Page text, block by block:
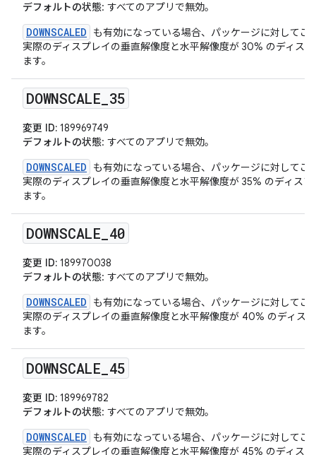
デフォルトの状態: すべてのアプリで無効。
DOWNSCALED
も有効になっている場合、パッケージに対してこ
実際のディスプレイの垂直解像度と水平解像度が 30% のディス
ます。
DOWNSCALE 35
変更 ID: 189969749
デフォルトの状態: すべてのアプリで無効。
DOWNSCALED
も有効になっている場合、パッケージに対してこ
実際のディスプレイの垂直解像度と水平解像度が 35% のディス
ます。
DOWNSCALE 40
変更 ID: 189970038
デフォルトの状態: すべてのアプリで無効。
DOWNSCALED
も有効になっている場合、パッケージに対してこ
実際のディスプレイの垂直解像度と水平解像度が 40% のディス
ます。
DOWNSCALE 45
変更 ID: 189969782
デフォルトの状態: すべてのアプリで無効。
DOWNSCALED
も有効になっている場合、パッケージに対してこ
実際のディスプレイの垂直解像度と水平解像度が 45% のディス